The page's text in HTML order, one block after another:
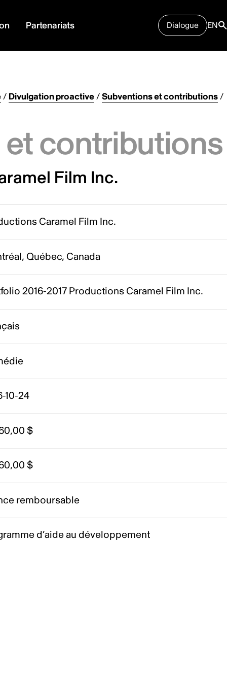
Partenariats Dialogue EN
/ Divulgation proactive/Subventions et contributions/
contributions
Film Inc.
Caramel Film Inc.
Québec, Canada
2016-2017 Productions Caramel Film Inc.
10-24
$
$
remboursable
d’aide au développement